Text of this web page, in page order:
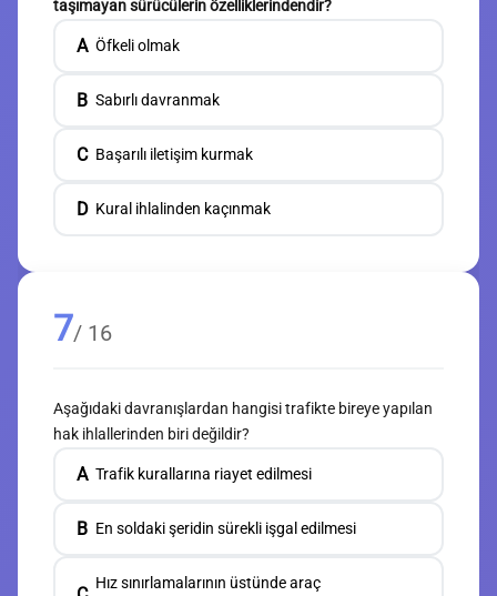
taşımayan sürücülerin özelliklerindendir?
A Öfkeli olmak
B Sabırlı davranmak
C Başarılı iletişim kurmak
D Kural ihlalinden kaçınmak
7/ 16
Aşağıdaki davranışlardan hangisi trafikte bireye yapılan
hak ihlallerinden biri değildir?
A Trafik kurallarına riayet edilmesi
B En soldaki şeridin sürekli işgal edilmesi
Hız sınırlamalarının üstünde araç